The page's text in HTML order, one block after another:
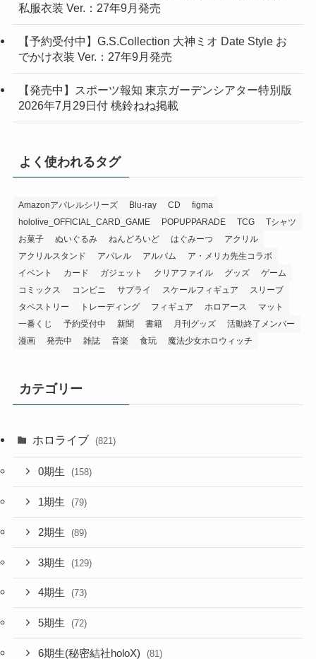
私服衣装 Ver.：27年9月発売
【予約受付中】G.S.Collection 大神ミオ Date Style お
でかけ衣装 Ver.：27年9月発売
【発売中】スポーツ報知 東京ガーデンシアター特別版
2026年7月29日付 桃鈴ねね掲載
よく使われるタグ
Amazonアパレルシリーズ Blu-ray CD
figma
hololive_OFFICIAL_CARD_GAME
POPUPPARADE TCG
Tシャツ
お菓子
ぬいぐるみ ねんどろいど はぐみーつ
アクリル
アクリルスタンド
アパレル アルバム
ア・メリカ先生コラボ
イベント
カード ガジェット クリアファイル グッズ
ゲーム
コミックス
コンビニ サプライ スケールフィギュア
スリーブ
タペストリー
トレーディング フィギュア ホロアース
マット
一番くじ
予約受付中 新聞 書籍 月刊グッズ
活動終了メンバー
漫画
発売中 雑誌 音楽 食玩 魔法少女ホロウィッチ
カテゴリー
ホロライブ (821)
0期生 (158)
1期生 (79)
2期生 (89)
3期生 (129)
4期生 (73)
5期生 (72)
6期生(秘密結社holoX) (81)